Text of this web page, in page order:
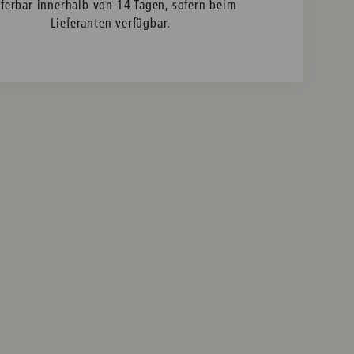
innerhalb von 14 Tagen, sofern beim
Lieferanten verfügbar.